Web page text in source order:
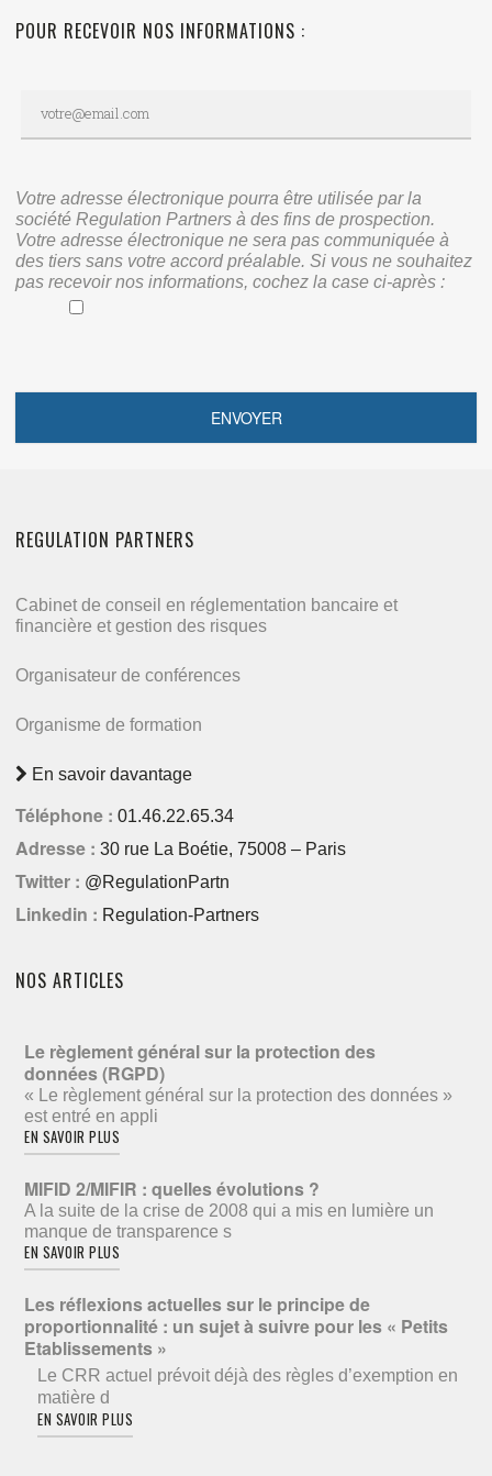
POUR RECEVOIR NOS INFORMATIONS :
Votre adresse électronique pourra être utilisée par la
société Regulation Partners à des fins de prospection.
Votre adresse électronique ne sera pas communiquée à
des tiers sans votre accord préalable. Si vous ne souhaitez
pas recevoir nos informations, cochez la case ci-après :
REGULATION PARTNERS
Cabinet de conseil en réglementation bancaire et
financière et gestion des risques
Organisateur de conférences
Organisme de formation
En savoir davantage
Téléphone : 01.46.22.65.34
Adresse : 30 rue La Boétie, 75008 – Paris
Twitter : @RegulationPartn
Linkedin : Regulation-Partners
NOS ARTICLES
Le règlement général sur la protection des
données (RGPD)
« Le règlement général sur la protection des données »
est entré en appli
EN SAVOIR PLUS
MIFID 2/MIFIR : quelles évolutions ?
A la suite de la crise de 2008 qui a mis en lumière un
manque de transparence s
EN SAVOIR PLUS
Les réflexions actuelles sur le principe de
proportionnalité : un sujet à suivre pour les « Petits
Etablissements »
Le CRR actuel prévoit déjà des règles d’exemption en
matière d
EN SAVOIR PLUS